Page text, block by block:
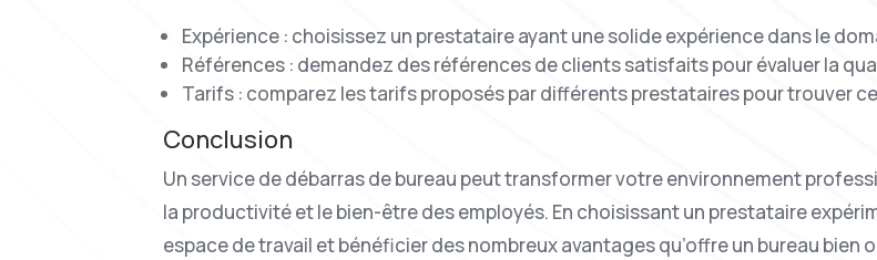
Expérience : choisissez un prestataire ayant une solide expérience dans le
Références : demandez des références de clients satisfaits pour évaluer la
Tarifs : comparez les tarifs proposés par différents prestataires pour trouver
Conclusion
Un service de débarras de bureau peut transformer votre environnement
la productivité et le bien-être des employés. En choisissant un prestataire
espace de travail et bénéficier des nombreux avantages qu’offre un bureau bien